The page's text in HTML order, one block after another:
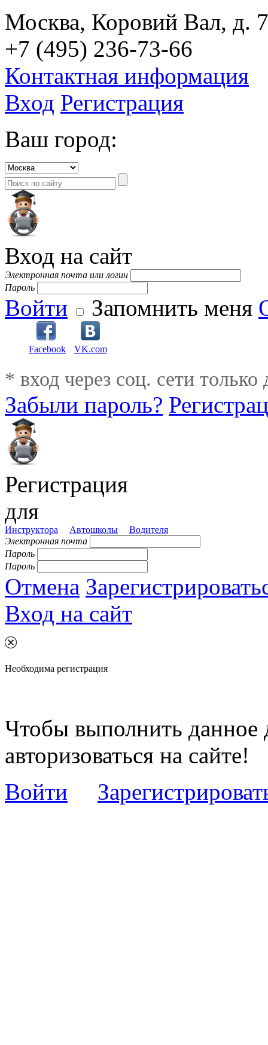
Москва, Коровий Вал, д.
+7 (495) 236-73-66
Контактная информация
Вход Регистрация
Ваш город:
Вход на сайт
Электронная почта или логин
Пароль
Войти Запомнить меня
Facebook VK.com
* вход через соц. сети
Забыли пароль?
Регистрация
для
Инструктора Автошколы
Водителя
Электронная почта
Пароль
Пароль
Отмена
Вход на сайт
Необходима регистрация
Чтобы выполнить данное
авторизоваться на сайте!
Войти